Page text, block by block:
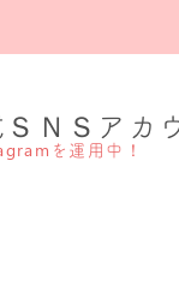
ＮＳアカ
を運用中！